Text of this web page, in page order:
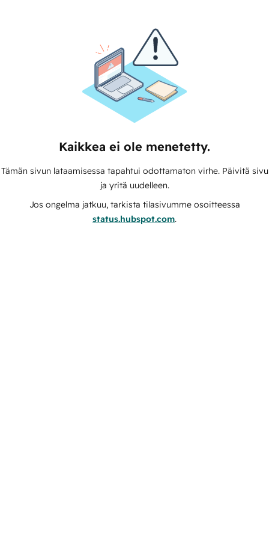
Kaikkea ei ole menetetty.
Tämän sivun lataamisessa tapahtui odottamaton virhe. Päivitä sivu
ja yritä uudelleen.
Jos ongelma jatkuu, tarkista tilasivumme osoitteessa
status.hubspot.com.